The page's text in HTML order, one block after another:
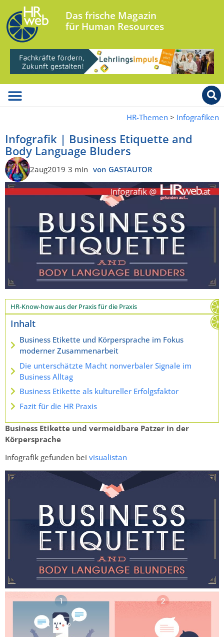
Das frische Magazin
für Human Resources
HR-Themen > Infografiken
Infografik | Business Etiquette and
Body Language Bluders
2aug2019 3 min von GASTAUTOR
HR-Know-how aus der Praxis für die Praxis
Inhalt
Business Etikette und Körpersprache im Fokus
moderner Zusammenarbeit
Die unterschätzte Macht nonverbaler Signale im
Business Alltag
Business Etikette als kultureller Erfolgsfaktor
Fazit für die HR Praxis
Business Etikette und vermeidbare Patzer in der
Körpersprache
Infografik gefunden bei visualistan